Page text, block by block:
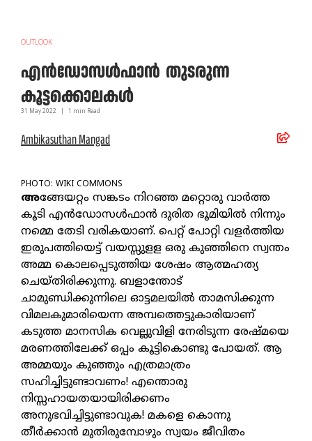
OUTLOOK
എൻഡോസൾഫാൻ തുടരുന്ന
കൂട്ടക്കൊലകൾ
31 May 2022 1 min Read
Ambikasuthan Mangad
PHOTO: WIKI COMMONS
അങ്ങേയറ്റം സങ്കടം നിറഞ്ഞ മറ്റൊരു വാർത്ത
കൂടി എൻഡോസൾഫാൻ ദുരിത ഭൂമിയിൽ നിന്നും
നമ്മെ തേടി വരികയാണ്. പെറ്റ് പോറ്റി വളർത്തിയ
ഇരുപത്തിയെട്ട് വയസ്സുളള ഒരു കുഞ്ഞിനെ സ്വന്തം
അമ്മ കൊലപ്പെടുത്തിയ ശേഷം ആത്മഹത്യ
ചെയ്തിരിക്കുന്നു. ബളാന്തോട്
ചാമുണ്ഡിക്കുന്നിലെ ഓട്ടമലയിൽ താമസിക്കുന്ന
വിമലകുമാരിയെന്ന അമ്പത്തെട്ടുകാരിയാണ്
കടുത്ത മാനസിക വെല്ലുവിളി നേരിടുന്ന രേഷ്മയെ
മരണത്തിലേക്ക് ഒപ്പം കൂട്ടികൊണ്ടു പോയത്. ആ
അമ്മയും കുഞ്ഞും എത്രമാത്രം
സഹിച്ചിട്ടുണ്ടാവണം! എന്തൊരു
നിസ്സഹായതയായിരിക്കണം
അനുഭവിച്ചിട്ടുണ്ടാവുക! മകളെ കൊന്നു
തീർക്കാൻ മുതിരുമ്പോഴും സ്വയം ജീവിതം